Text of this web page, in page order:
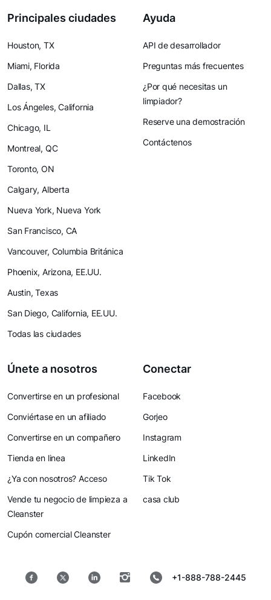
Principales ciudades
Houston, TX
Miami, Florida
Dallas, TX
Los Ángeles, California
Chicago, IL
Montreal, QC
Toronto, ON
Calgary, Alberta
Nueva York, Nueva York
San Francisco, CA
Vancouver, Columbia Británica
Phoenix, Arizona, EE.UU.
Austin, Texas
San Diego, California, EE.UU.
Todas las ciudades
Ayuda
API de desarrollador
Preguntas más frecuentes
¿Por qué necesitas un
limpiador?
Reserve una demostración
Contáctenos
Únete a nosotros
Convertirse en un profesional
Conviértase en un afiliado
Convertirse en un compañero
Tienda en linea
¿Ya con nosotros? Acceso
Vende tu negocio de limpieza a
Cleanster
Cupón comercial Cleanster
Conectar
Facebook
Gorjeo
Instagram
LinkedIn
Tik Tok
casa club
+1-888-788-2445